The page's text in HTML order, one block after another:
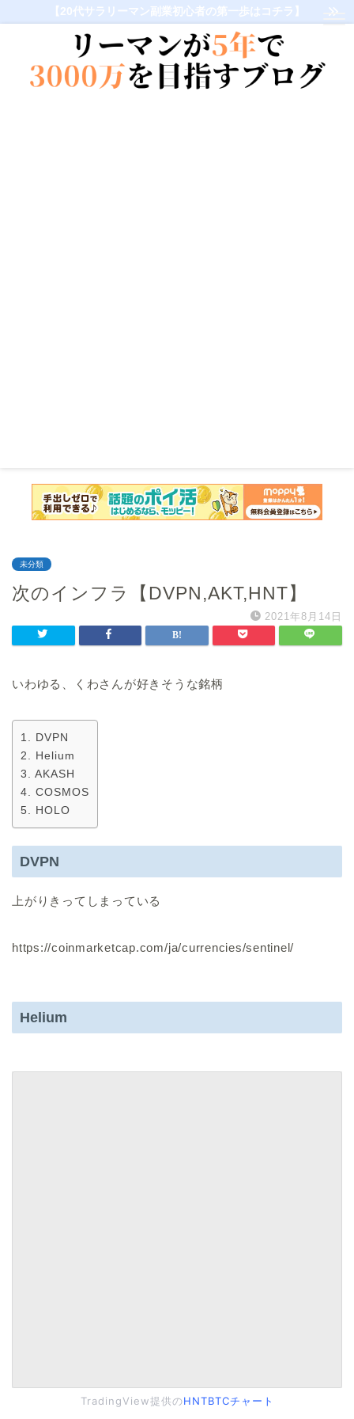
【20代サラリーマン副業初心者の第一歩はコチラ】
未分類
次のインフラ【DVPN,AKT,HNT】
2021年8月14日
いわゆる、くわさんが好きそうな銘柄
DVPN
Helium
AKASH
COSMOS
HOLO
DVPN
上がりきってしまっている
https://coinmarketcap.com/ja/currencies/sentinel/
Helium
TradingView提供のHNTBTCチャート